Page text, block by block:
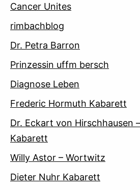
Cancer Unites
rimbachblog
Dr. Petra Barron
Prinzessin uffm bersch
Diagnose Leben
Frederic Hormuth Kabarett
Dr. Eckart von Hirschhausen
Kabarett
Willy Astor – Wortwitz
Dieter Nuhr Kabarett